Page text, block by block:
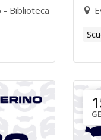
- Biblioteca